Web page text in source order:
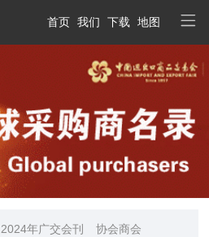
首页 我们 下载 地图
2024年广交会刊 协会商会